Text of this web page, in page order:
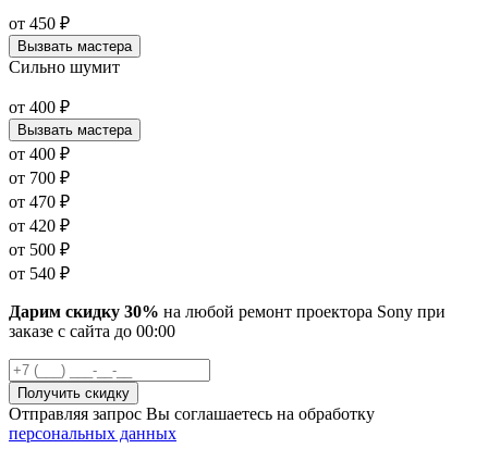
от 450 ₽
Вызвать мастера
Сильно шумит
от 400 ₽
Вызвать мастера
от 400 ₽
от 700 ₽
от 470 ₽
от 420 ₽
от 500 ₽
от 540 ₽
Дарим скидку 30% на любой ремонт проектора Sony при
заказе с сайта до 00:00
Отправляя запрос Вы соглашаетесь на обработку
персональных данных